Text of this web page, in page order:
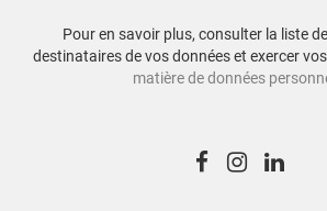
Pour en savoir plus, consulter la liste
destinataires de vos données et exercer
matière de données